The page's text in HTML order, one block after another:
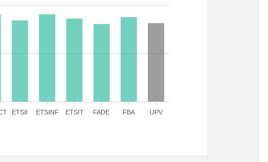
ETSII ETSINF ETSIT FADE FBA UPV